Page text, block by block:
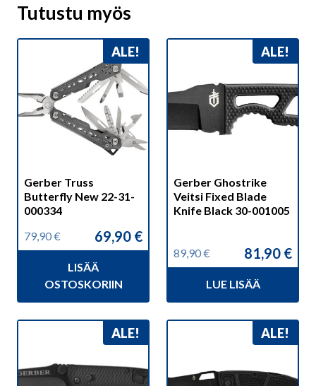
Tutustu myös
ALE!
Gerber Truss
Butterfly New 22-31-
000334
79,90€
Alkuperäinen
hinta
79,90 €.
69,90 €
Nykyinen
hinta
69,90 €.
LISÄÄ
OSTOSKORIIN
ALE!
Gerber Ghostrike
Veitsi Fixed Blade
Knife Black 30-001005
89,90€
Alkuperäinen
hinta
89,90 €.
81,90 €
Nykyinen
hinta
81,90 €.
LUE LISÄÄ
ALE! ALE!